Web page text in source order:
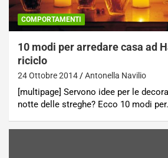
COMPORTAMENTI
10 modi per arredare casa ad
riciclo
24 Ottobre 2014 Antonella Navilio
[multipage] Servono idee per le
notte delle streghe? Ecco 10 modi